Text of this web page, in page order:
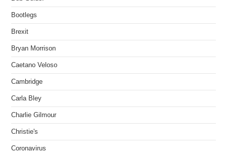
Bootlegs
Brexit
Bryan Morrison
Caetano Veloso
Cambridge
Carla Bley
Charlie Gilmour
Christie's
Coronavirus